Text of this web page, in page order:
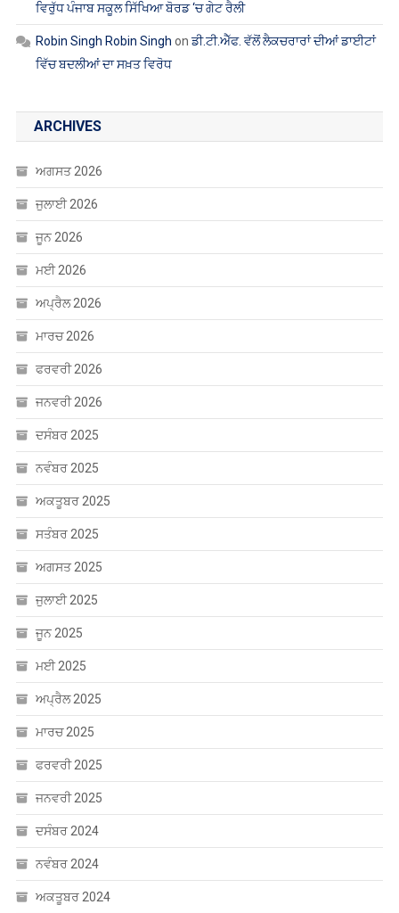
ਵਿਰੁੱਧ ਪੰਜਾਬ ਸਕੂਲ ਸਿੱਖਿਆ ਬੋਰਡ ‘ਚ ਗੇਟ ਰੈਲੀ
Robin Singh Robin Singh onਡੀ.ਟੀ.ਐੱਫ. ਵੱਲੋਂ ਲੈਕਚਰਾਰਾਂ ਦੀਆਂ ਡਾਈਟਾਂ
ਵਿੱਚ ਬਦਲੀਆਂ ਦਾ ਸਖ਼ਤ ਵਿਰੋਧ
ARCHIVES
ਅਗਸਤ 2026
ਜੁਲਾਈ 2026
ਜੂਨ 2026
ਮਈ 2026
ਅਪ੍ਰੈਲ 2026
ਮਾਰਚ 2026
ਫਰਵਰੀ 2026
ਜਨਵਰੀ 2026
ਦਸੰਬਰ 2025
ਨਵੰਬਰ 2025
ਅਕਤੂਬਰ 2025
ਸਤੰਬਰ 2025
ਅਗਸਤ 2025
ਜੁਲਾਈ 2025
ਜੂਨ 2025
ਮਈ 2025
ਅਪ੍ਰੈਲ 2025
ਮਾਰਚ 2025
ਫਰਵਰੀ 2025
ਜਨਵਰੀ 2025
ਦਸੰਬਰ 2024
ਨਵੰਬਰ 2024
ਅਕਤੂਬਰ 2024